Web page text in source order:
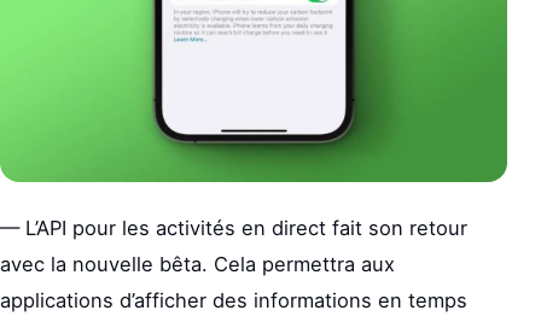
— L’API pour les activités en direct fait son retour
avec la nouvelle bêta. Cela permettra aux
applications d’afficher des informations en temps